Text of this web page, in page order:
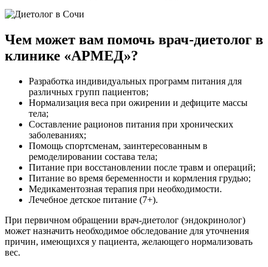
Чем может вам помочь врач-диетолог в
клинике «АРМЕД»?
Разработка индивидуальных программ питания для
различных групп пациентов;
Нормализация веса при ожирении и дефиците массы
тела;
Составление рационов питания при хронических
заболеваниях;
Помощь спортсменам, заинтересованным в
ремоделировании состава тела;
Питание при восстановлении после травм и операций;
Питание во время беременности и кормления грудью;
Медикаментозная терапия при необходимости.
Лечебное детское питание (7+).
При первичном обращении врач-диетолог (эндокринолог)
может назначить необходимое обследование для уточнения
причин, имеющихся у пациента, желающего нормализовать
вес.